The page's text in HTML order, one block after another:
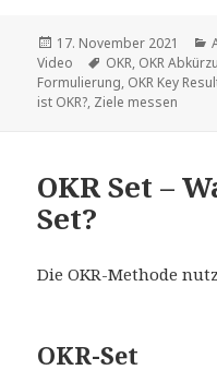
Veröffentlicht
am
17. November 2021
Video
Schlagwörter
OKR, OKR
Formulierung, OKR Key
ist OKR?, Ziele messen
OKR Set –
Set?
Die OKR-Methode
OKR-Set